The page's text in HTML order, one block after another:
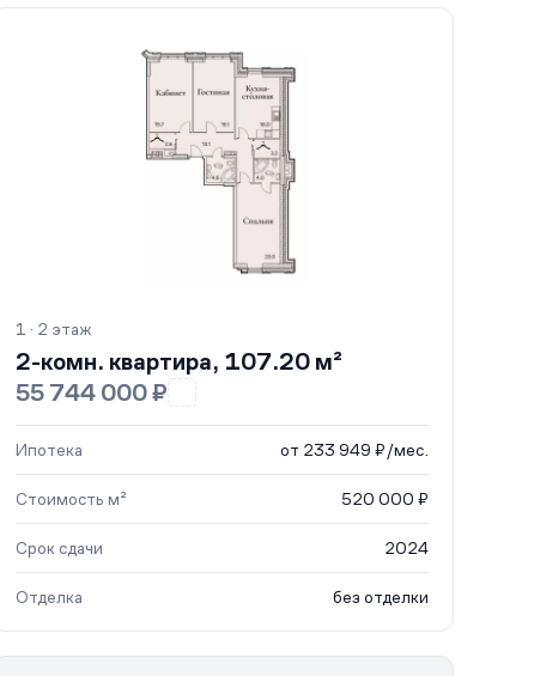
1 · 2 этаж
2-комн. квартира, 107.20 м²
55 744 000 ₽
Ипотека от 233 949 ₽/мес.
Стоимость м² 520 000 ₽
Срок сдачи 2024
Отделка без отделки